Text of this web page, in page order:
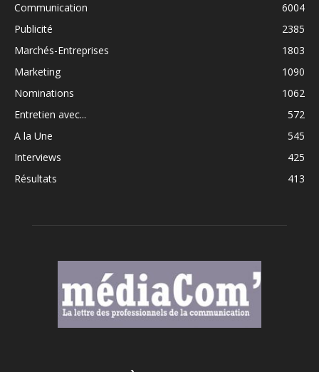
Communication
6004
Publicité
2385
Marchés-Entreprises
1803
Marketing
1090
Nominations
1062
Entretien avec...
572
A la Une
545
Interviews
425
Résultats
413